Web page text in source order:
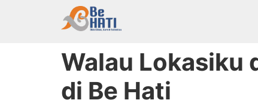
Walau Lokasiku
di Be Hati